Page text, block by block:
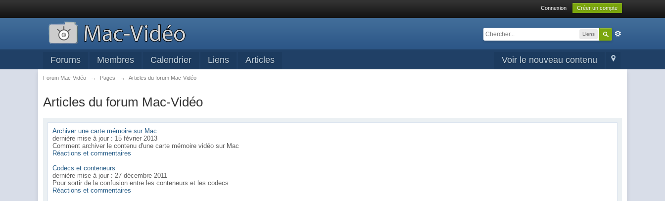
Connexion Créer un compte
Liens
Voir le nouveau contenu
Forums Membres Calendrier Liens Articles
Forum Mac-Vidéo → Pages → Articles du forum Mac-Vidéo
Articles du forum Mac-Vidéo
Archiver une carte mémoire sur Mac
dernière mise à jour : 15 février 2013
Comment archiver le contenu d'une carte mémoire vidéo sur Mac
Réactions et commentaires
Codecs et conteneurs
dernière mise à jour : 27 décembre 2011
Pour sortir de la confusion entre les conteneurs et les codecs
Réactions et commentaires